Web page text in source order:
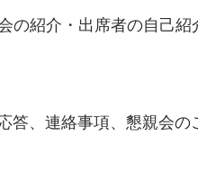
の紹介・出席者の自己紹
答、連絡事項、懇親会の